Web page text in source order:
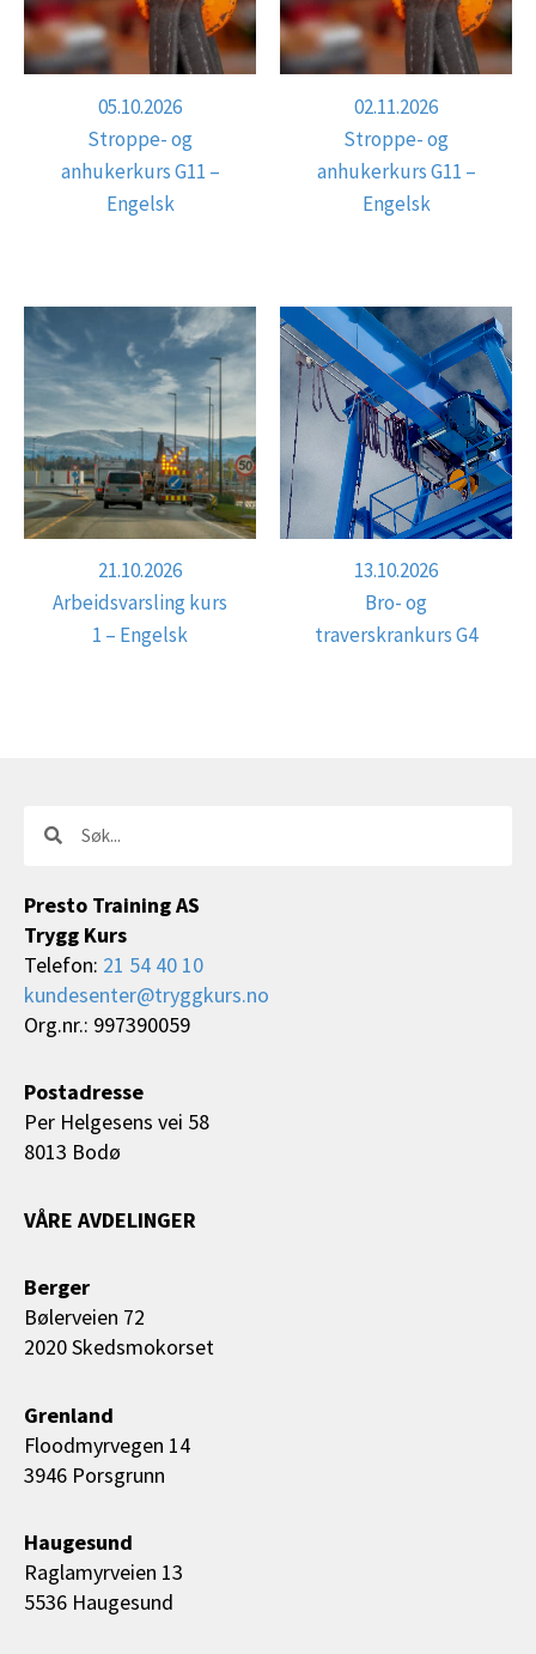
05.10.2026
Stroppe- og
anhukerkurs G11 –
Engelsk
02.11.2026
Stroppe- og
anhukerkurs G11 –
Engelsk
21.10.2026
Arbeidsvarsling kurs
1 – Engelsk
13.10.2026
Bro- og
traverskrankurs G4
Søk
Presto Training AS
Trygg Kurs
Telefon: 21 54 40 10
kundesenter@tryggkurs.no
Org.nr.: 997390059
Postadresse
Per Helgesens vei 58
8013 Bodø
VÅRE AVDELINGER
Berger
Bølerveien 72
2020 Skedsmokorset
Grenland
Floodmyrvegen 14
3946 Porsgrunn
Haugesund
Raglamyrveien 13
5536 Haugesund